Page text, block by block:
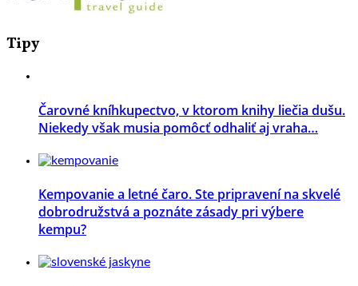
Tipy
Čarovné kníhkupectvo, v ktorom knihy liečia dušu.
Niekedy však musia pomôcť odhaliť aj vraha…
Kempovanie a letné čaro. Ste pripravení na skvelé
dobrodružstvá a poznáte zásady pri výbere
kempu?